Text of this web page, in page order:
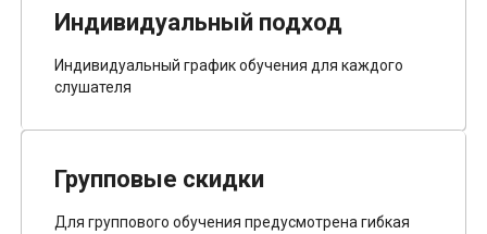
Индивидуальный подход
Индивидуальный график обучения для каждого
слушателя
Групповые скидки
Для группового обучения предусмотрена гибкая